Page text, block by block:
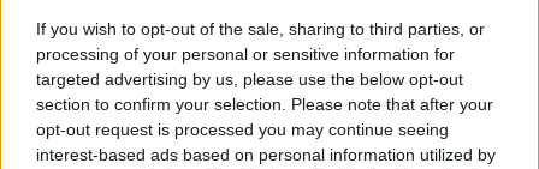
If you wish to opt-out of the sale, sharing to third parties, or
processing of your personal or sensitive information for
targeted advertising by us, please use the below opt-out
section to confirm your selection. Please note that after your
opt-out request is processed you may continue seeing
interest-based ads based on personal information utilized by
può fare la differenza tra una buona e una
straordinaria esperienza di gioco.
Conclusione: quale tastiera scegliere
per il gaming?